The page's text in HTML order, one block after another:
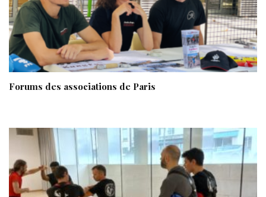
Forums des associations de Paris